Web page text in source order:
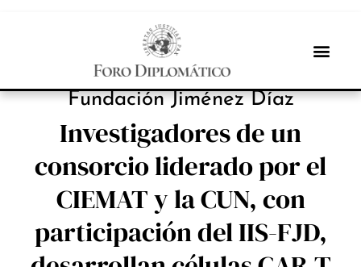
INBOX INTERNACIONAL
Fundación Jiménez Díaz
Investigadores de un
consorcio liderado por el
CIEMAT y la CUN, con
participación del IIS-FJD,